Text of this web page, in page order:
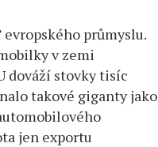
průmyslu.
v zemi
dováží stovky tisíc
takové giganty jako
jen exportu